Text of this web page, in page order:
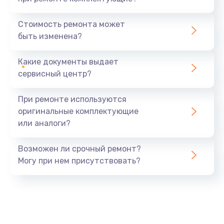
370 руб.
Ремонт электроплаты
Замена центрирующей шайбы динамика
Заказать
Стоимость ремонта может
быть изменена?
Какие документы выдает
сервисный центр?
При ремонте используются
оригинальные комплектующие
или аналоги?
Возможен ли срочный ремонт?
Могу при нем присутствовать?